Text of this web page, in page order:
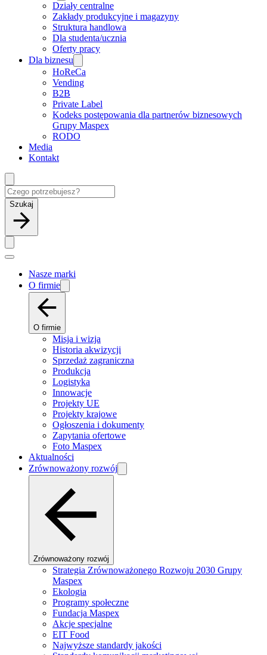
Działy centralne
Zakłady produkcyjne i magazyny
Struktura handlowa
Dla studenta/ucznia
Oferty pracy
Dla biznesu
HoReCa
Vending
B2B
Private Label
Kodeks postępowania dla partnerów biznesowych
Grupy Maspex
RODO
Media
Kontakt
Szukaj
Nasze marki
O firmie
O firmie
Misja i wizja
Historia akwizycji
Sprzedaż zagraniczna
Produkcja
Logistyka
Innowacje
Projekty UE
Projekty krajowe
Ogłoszenia i dokumenty
Zapytania ofertowe
Foto Maspex
Aktualności
Zrównoważony rozwój
Zrównoważony rozwój
Strategia Zrównoważonego Rozwoju 2030 Grupy
Maspex
Ekologia
Programy społeczne
Fundacja Maspex
Akcje specjalne
EIT Food
Najwyższe standardy jakości